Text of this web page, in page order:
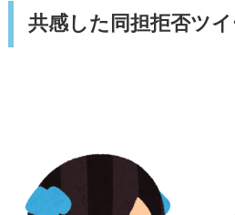
共感した同担拒否ツイ